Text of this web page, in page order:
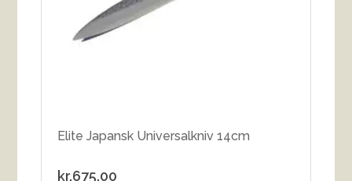
Elite Japansk Universalkniv 14cm
kr.675.00